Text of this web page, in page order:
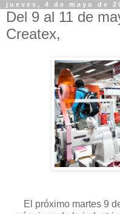
jueves, 4 de mayo de
Del 9 al 11 de
Createx,
El próximo martes 9